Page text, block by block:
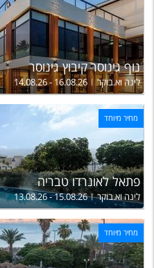
נוף גינוסר קיבוץ גינוסר
לינה וא.בוקר 14.08.26 - 16.08.26
מחיר מיוחד
פתאל לאונרדו טבריה
לינה וא.בוקר 13.08.26 - 15.08.26
מחיר מיוחד